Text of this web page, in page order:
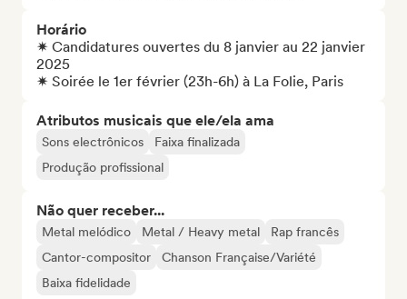
Horário
✷ Candidatures ouvertes du 8 janvier au 22 janvier
2025
✷ Soirée le 1er février (23h-6h) à La Folie, Paris
Atributos musicais que ele/ela ama
Sons electrônicos
Faixa finalizada
Produção profissional
Não quer receber...
Metal melódico Metal / Heavy metal
Rap francês
Cantor-compositor
Chanson Française/Variété
Baixa fidelidade